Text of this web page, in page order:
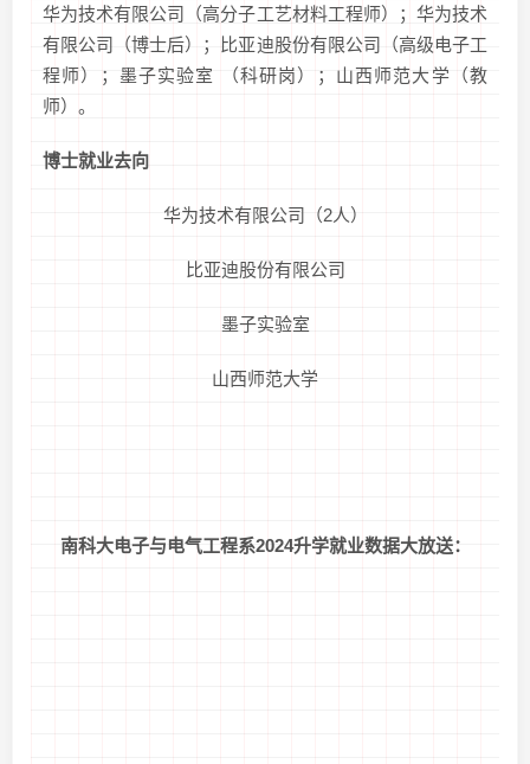
华为技术有限公司（高分子工艺材料工程师）；华为技术
有限公司（博士后）；比亚迪股份有限公司（高级电子工
程师）；墨子实验室 （科研岗）；山西师范大学（教
师）。
博士就业去向
华为技术有限公司（2人）
比亚迪股份有限公司
墨子实验室
山西师范大学
南科大电子与电气工程系2024升学就业数据大放送：